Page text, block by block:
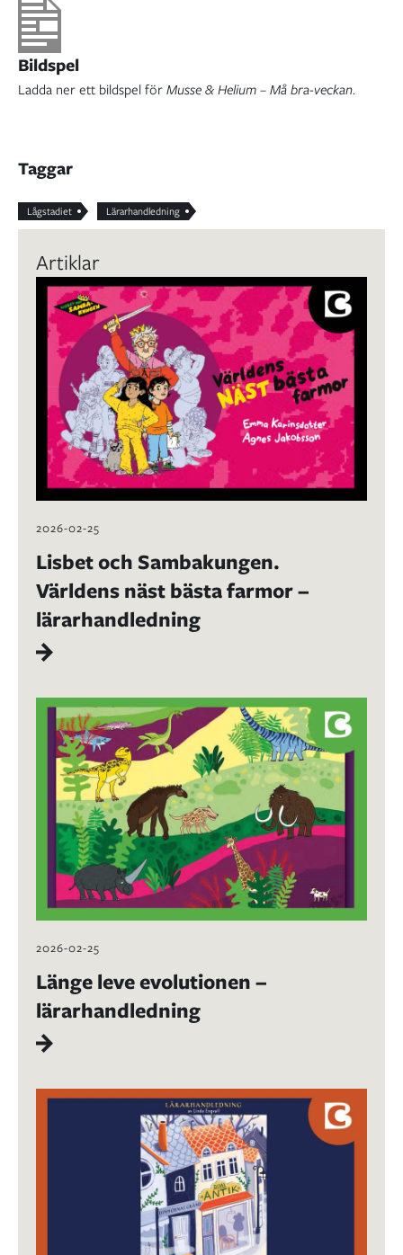
Bildspel
Ladda ner ett bildspel förMusse & Helium – Må bra-veckan.
Taggar
Lågstadiet Lärarhandledning
Artiklar
2026-02-25
Lisbet och Sambakungen.
Världens näst bästa farmor –
lärarhandledning
2026-02-25
Länge leve evolutionen –
lärarhandledning